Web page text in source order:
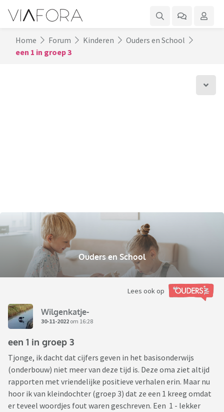
Home Forum Kinderen
Ouders en School
een 1 in groep 3
Ouders en School
Lees ook op
Wilgenkatje-
30-11-2022 om 16:28
een 1 in groep 3
Tjonge, ik dacht dat cijfers geven in het basisonderwijs
(onderbouw) niet meer van deze tijd is. Deze oma ziet altijd
rapporten met vriendelijke positieve verhalen erin. Maar nu
hoor ik van kleindochter (groep 3) dat ze een 1 kreeg omdat
er teveel woordjes fout waren geschreven. Een 1 - lekker